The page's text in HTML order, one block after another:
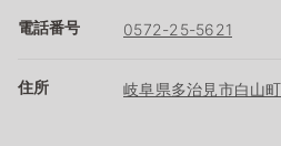
電話番号 0572-25-5621
住所 岐阜県多治見市白山